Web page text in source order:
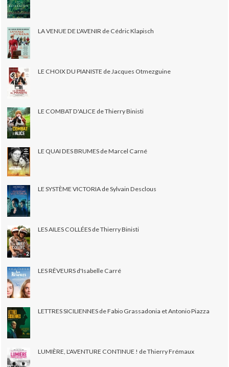
LA VENUE DE L'AVENIR de Cédric Klapisch
LE CHOIX DU PIANISTE de Jacques Otmezguine
LE COMBAT D'ALICE de Thierry Binisti
LE QUAI DES BRUMES de Marcel Carné
LE SYSTÈME VICTORIA de Sylvain Desclous
LES AILES COLLÉES de Thierry Binisti
LES RÊVEURS d'Isabelle Carré
LETTRES SICILIENNES de Fabio Grassadonia et Antonio Piazza
LUMIÈRE, L'AVENTURE CONTINUE ! de Thierry Frémaux